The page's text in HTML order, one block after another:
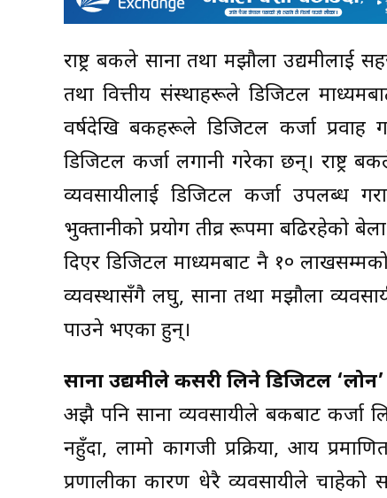
राष्ट्र बैंकले साना तथा मझौला
तथा वित्तीय संस्थाहरूले डिजिटल
वर्षदेखि बैंकहरूले डिजिटल कर्जा
डिजिटल कर्जा लगानी गरेका छन्। राष्ट्र
व्यवसायीलाई डिजिटल कर्जा उपलब्ध
भुक्तानीको प्रयोग तीव्र रूपमा बढिरहेको
दिएर डिजिटल माध्यमबाट नै १०
व्यवस्थासँगै लघु, साना तथा मझौला
पाउने भएका हुन्।
साना उद्यमीले कसरी लिने डिजिटल ‘लोन’
अझै पनि साना व्यवसायीले बैंकबाट कर्जा
नहुँदा, लामो कागजी प्रक्रिया, आय
प्रणालीका कारण धेरै व्यवसायीले